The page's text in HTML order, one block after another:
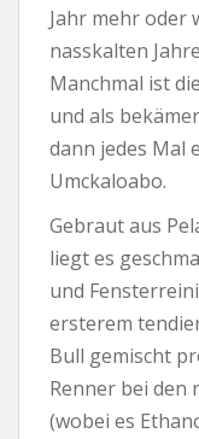
Jahr mehr oder
nasskalten
Manchmal ist
und als
dann jedes Mal
Umckaloabo.
Gebraut aus
liegt es
und
ersterem
Bull gemischt
Renner bei den
(wobei es